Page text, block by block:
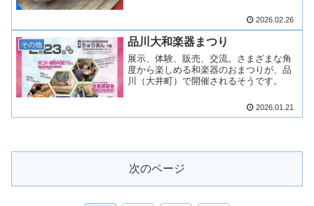
2026.02.26
その他 品川大和楽器まつり
展示、体験、販売、交流。さまざまな角
度から楽しめる和楽器のおまつりが、品
川（大井町）で開催されるそうです。
2026.01.21
次のページ